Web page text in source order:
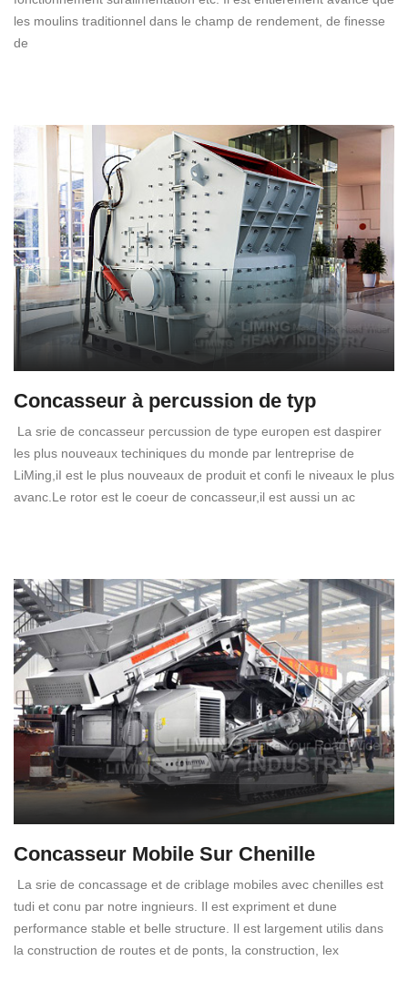
les moulins traditionnel dans le champ de rendement, de finesse
de
Concasseur à percussion de typ
La srie de concasseur percussion de type europen est daspirer
les plus nouveaux techiniques du monde par lentreprise de
LiMing,iI est le plus nouveaux de produit et confi le niveaux le plus
avanc.Le rotor est le coeur de concasseur,il est aussi un ac
Concasseur Mobile Sur Chenille
La srie de concassage et de criblage mobiles avec chenilles est
tudi et conu par notre ingnieurs. Il est expriment et dune
performance stable et belle structure. Il est largement utilis dans
la construction de routes et de ponts, la construction, lex